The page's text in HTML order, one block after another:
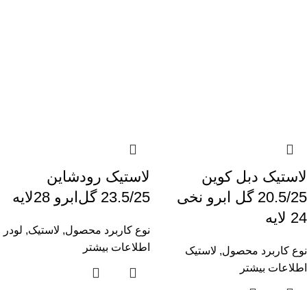
لاستیک دبل کوین
20.5/25 گل ابرو نخی
24 لایه
نوع کاربرد محصول, لاستیک
اطلاعات بیشتر
لاستیک رودشاین
23.5/25 گل‌ابرو 28لایه
نوع کاربرد محصول, لاستیک, لودر
اطلاعات بیشتر